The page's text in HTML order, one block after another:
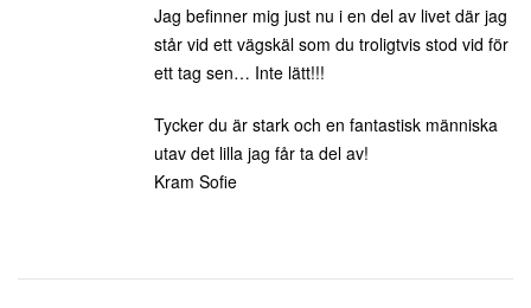
Jag befinner mig just nu i en del av livet där jag
står vid ett vägskäl som du troligtvis stod vid för
ett tag sen… Inte lätt!!!
Tycker du är stark och en fantastisk människa
utav det lilla jag får ta del av!
Kram Sofie